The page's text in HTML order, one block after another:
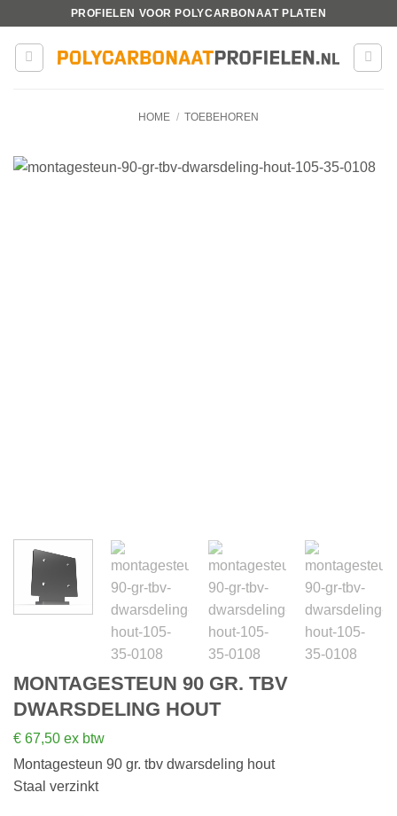
inhoud
PROFIELEN VOOR POLYCARBONAAT PLATEN
HOME / TOEBEHOREN
MONTAGESTEUN 90 GR. TBV
DWARSDELING HOUT
€ 67,50 ex btw
Montagesteun 90 gr. tbv dwarsdeling hout
Staal verzinkt